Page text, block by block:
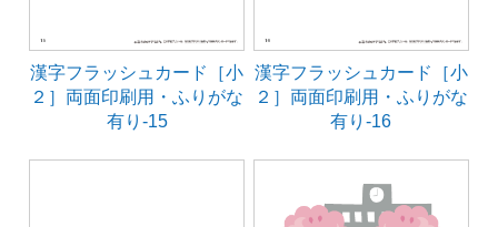
漢字フラッシュカード［小
２］両面印刷用・ふりがな
有り-15
漢字フラッシュカード［小
２］両面印刷用・ふりがな
有り-16